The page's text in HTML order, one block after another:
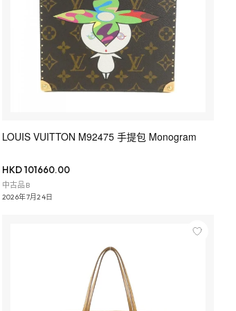
LOUIS VUITTON M92475 手提包 Monogram
HKD 101660.00
中古品B
2026年7月24日